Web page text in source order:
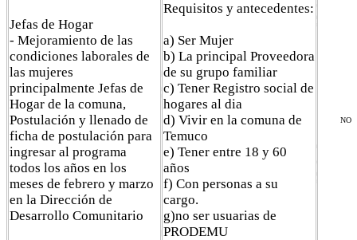
Jefas de Hogar
- Mejoramiento de las
condiciones laborales de
las mujeres
principalmente Jefas de
Hogar de la comuna,
Postulación y llenado de
ficha de postulación para
ingresar al programa
todos los años en los
meses de febrero y marzo
en la Dirección de
Desarrollo Comunitario
Requisitos y antecedentes:
a) Ser Mujer
b) La principal Proveedora
de su grupo familiar
c) Tener Registro social de
hogares al dia
d) Vivir en la comuna de
Temuco
e) Tener entre 18 y 60
años
f) Con personas a su
cargo.
g)no ser usuarias de
PRODEMU
NO